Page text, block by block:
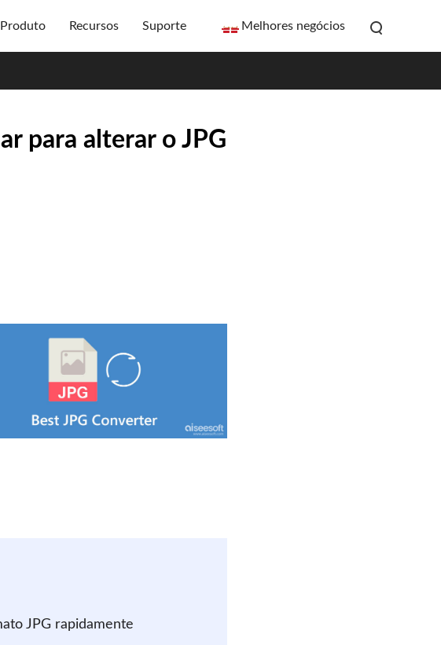
Produto Recursos Suporte Melhores negócios
para alterar o JPG
JPG rapidamente